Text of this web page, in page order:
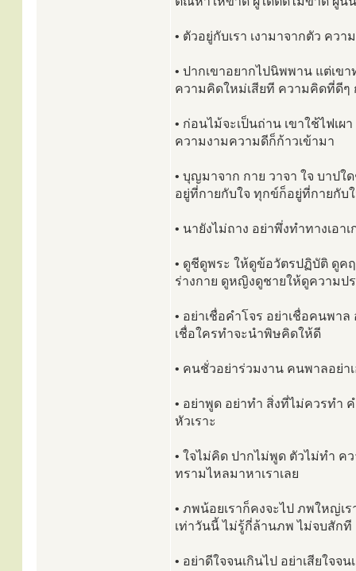
• ตัวอยู่กับเรา เงามาจากตัว คว
• ปากเขาอยากไปนิพพาน แต่เข
ความคิดใหม่เสียที ความคิดที่ดีๆ
• ก่อนไม้จะเป็นถ่าน เขาใช้ไฟเ
ความงามความดีก็ก้าวเข้ามา
• บุญมาจาก กาย วาจา ใจ บาป
อยู่ที่กายกับใจ ทุกข์ก็อยู่ที่กายกับ
• นายังไม่ถาง อย่าพึ่งทำทางเอ
• ดูชีดูพระ ให้ดูข้อวัตรปฏิบัติ ดู
ร่างกาย ดูหญิงดูชายให้ดูความป
• อย่าเชื่อคำโจร อย่าเชื่อคนพา
เชื่อใครทำจะนำพิษคิดให้ดี
• คนชั่วอย่าร่วมงาน คนพาลอย่
• อย่าพูด อย่าทำ สิ่งที่ไม่ควรทำ
หัวเราะ
• ใจไม่คิด ปากไม่พูด ตัวไม่ทำ
ทรามไหลมาหาเราเลย
• ภพน้อยเราก็คงจะไป ภพใหญ่เ
เท่าวันนี้ ไม่รู้กี่ล้านภพ ไม่จบสักที
• อย่าดีใจจนเกินไป อย่าเสียใจ